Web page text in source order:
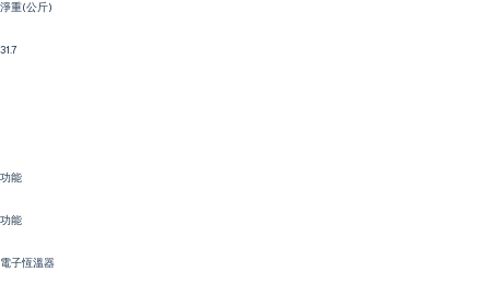
淨重(公斤)
31.7
功能
功能
電子恆溫器